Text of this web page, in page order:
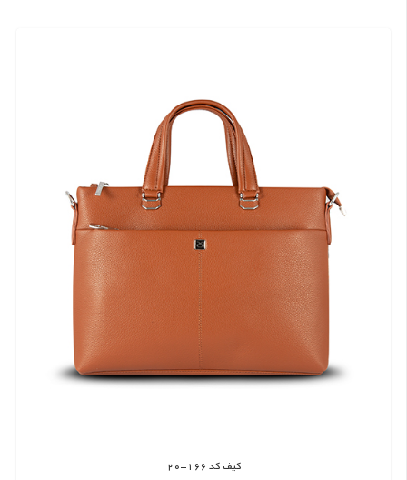
کیف کد 166-20
اطلاعات بیشتر